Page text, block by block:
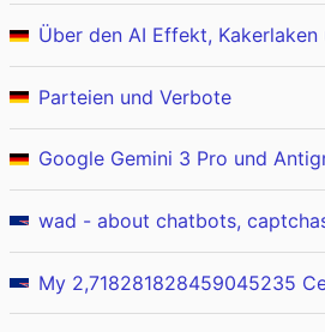
Parteien und Verbote
Google Gemini 3 Pro und